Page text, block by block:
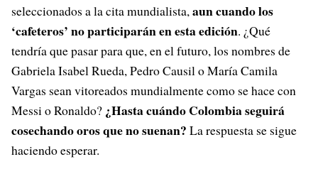
seleccionados a la cita mundialista,aun cuando los
‘cafeteros’ no participarán en esta edición. ¿Qué
tendría que pasar para que, en el futuro, los nombres de
Gabriela Isabel Rueda, Pedro Causil o María Camila
Vargas sean vitoreados mundialmente como se hace con
Messi o Ronaldo? ¿Hasta cuándo Colombia seguirá
cosechando oros que no suenan? La respuesta se sigue
haciendo esperar.